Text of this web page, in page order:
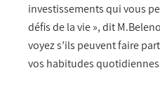
investissements qui vous
défis de la vie », dit
voyez s’ils peuvent faire
vos habitudes